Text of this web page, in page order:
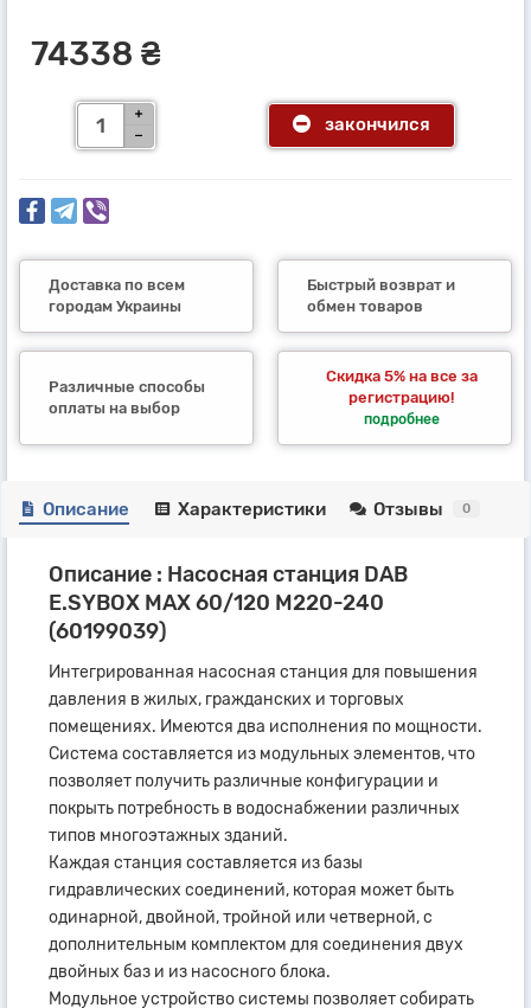
74338 ₴
закончился
Доставка по всем
городам Украины
Быстрый возврат и
обмен товаров
Различные способы
оплаты на выбор
Скидка 5% на все за
регистрацию!
подробнее
Описание Характеристики Отзывы 0
Описание : Насосная станция DAB
E.SYBOX MAX 60/120 M220-240
(60199039)
Интегрированная насосная станция для повышения
давления в жилых, гражданских и торговых
помещениях. Имеются два исполнения по мощности.
Система составляется из модульных элементов, что
позволяет получить различные конфигурации и
покрыть потребность в водоснабжении различных
типов многоэтажных зданий.
Каждая станция составляется из базы
гидравлических соединений, которая может быть
одинарной, двойной, тройной или четверной, с
дополнительным комплектом для соединения двух
двойных баз и из насосного блока.
Модульное устройство системы позволяет собирать